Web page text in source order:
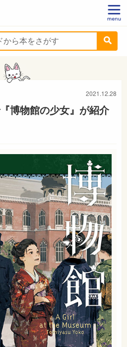
2021.12.28
博物館の少女』が紹介